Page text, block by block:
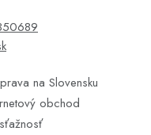
na Slovensku
obchod